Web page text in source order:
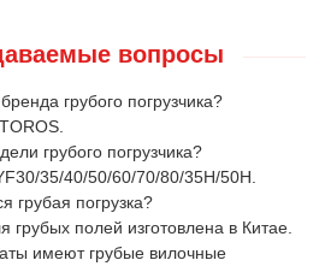
вопросы
грубого погрузчика?
грубого погрузчика?
35/40/50/60/70/80/35H/50H.
грубая погрузка?
грубых полей изготовлена в Китае.
имеют грубые вилочные